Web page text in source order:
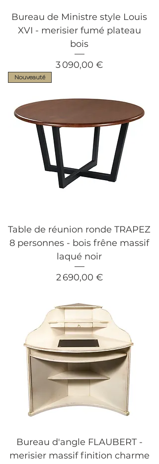
Bureau de Ministre style Louis
XVI - merisier fumé plateau
bois
Prix
3 090,00 €
Nouveauté
Table de réunion ronde TRAPEZ
8 personnes - bois frêne massif
laqué noir
Prix
2 690,00 €
Bureau d'angle FLAUBERT -
merisier massif finition charme